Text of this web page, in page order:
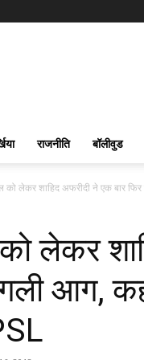
राजनीति बॉलीवुड
को लेकर शाहिद अफरीदी ने एक बार
लेकर
आग,